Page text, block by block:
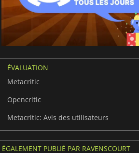
ÉVALUATION
Metacritic
Opencritic
Metacritic: Avis des utilisateurs
ÉGALEMENT PUBLIÉ PAR RAVENSCOURT